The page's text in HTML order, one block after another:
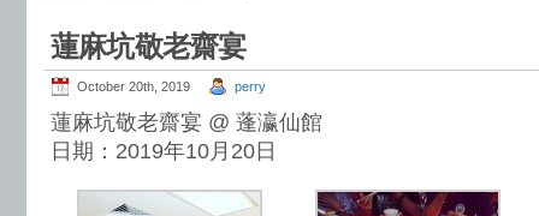
蓮麻坑敬老齋宴
October 20th, 2019 perry
蓮麻坑敬老齋宴 @ 蓬瀛仙館
日期：2019年10月20日